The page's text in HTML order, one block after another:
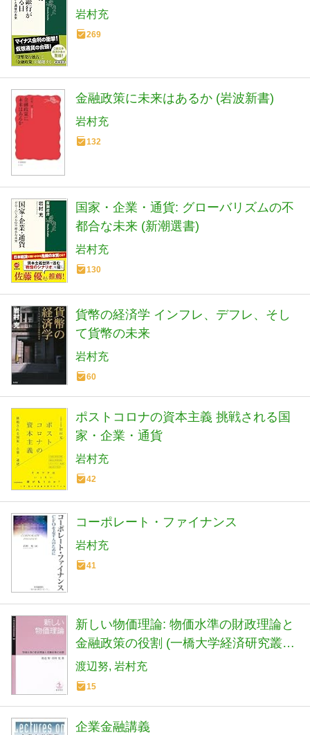
岩村充
269
金融政策に未来はあるか (岩波新書)
岩村充
132
国家・企業・通貨: グローバリズムの不
都合な未来 (新潮選書)
岩村充
130
貨幣の経済学 インフレ、デフレ、そし
て貨幣の未来
岩村充
60
ポストコロナの資本主義 挑戦される国
家・企業・通貨
岩村充
42
コーポレート・ファイナンス
岩村充
41
新しい物価理論: 物価水準の財政理論と
金融政策の役割 (一橋大学経済研究叢書
52)
渡辺努 岩村充
15
企業金融講義